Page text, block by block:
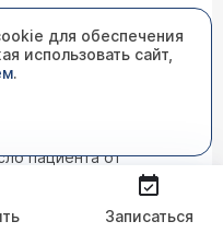
в средствах
В последнее
появилась масса
от аденомы.
пациента от
улучшающие
саму аденому они не
болезни. Во-
для обеспечения
использовать сайт,
.
Записаться